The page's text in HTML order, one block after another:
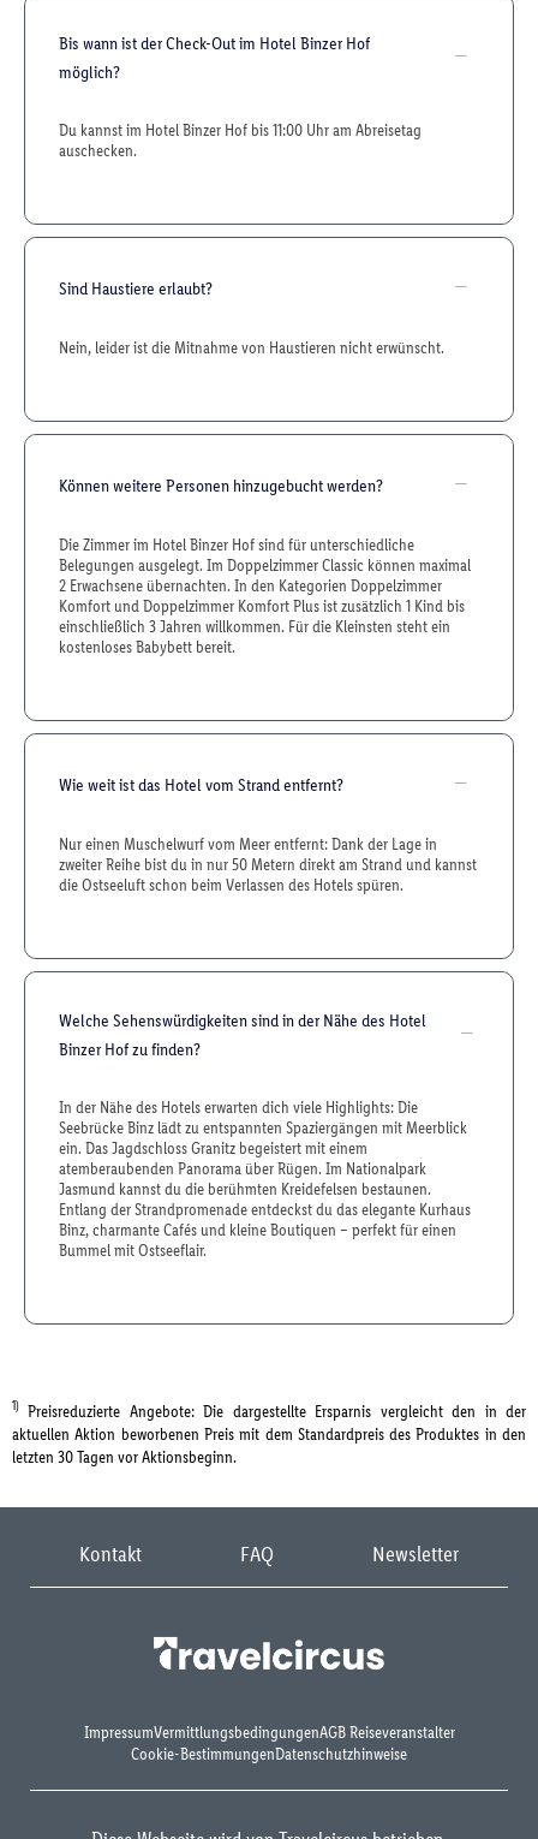
Bis wann ist der Check-Out im Hotel Binzer Hof
möglich?
Du kannst im Hotel Binzer Hof bis 11:00 Uhr am Abreisetag
auschecken.
Sind Haustiere erlaubt?
Nein, leider ist die Mitnahme von Haustieren nicht erwünscht.
Können weitere Personen hinzugebucht werden?
Die Zimmer im Hotel Binzer Hof sind für unterschiedliche
Belegungen ausgelegt. Im Doppelzimmer Classic können maximal
2 Erwachsene übernachten. In den Kategorien Doppelzimmer
Komfort und Doppelzimmer Komfort Plus ist zusätzlich 1 Kind bis
einschließlich 3 Jahren willkommen. Für die Kleinsten steht ein
kostenloses Babybett bereit.
Wie weit ist das Hotel vom Strand entfernt?
Nur einen Muschelwurf vom Meer entfernt: Dank der Lage in
zweiter Reihe bist du in nur 50 Metern direkt am Strand und kannst
die Ostseeluft schon beim Verlassen des Hotels spüren.
Welche Sehenswürdigkeiten sind in der Nähe des Hotel
Binzer Hof zu finden?
In der Nähe des Hotels erwarten dich viele Highlights: Die
Seebrücke Binz lädt zu entspannten Spaziergängen mit Meerblick
ein. Das Jagdschloss Granitz begeistert mit einem
atemberaubenden Panorama über Rügen. Im Nationalpark
Jasmund kannst du die berühmten Kreidefelsen bestaunen.
Entlang der Strandpromenade entdeckst du das elegante Kurhaus
Binz, charmante Cafés und kleine Boutiquen – perfekt für einen
Bummel mit Ostseeflair.
1) Preisreduzierte Angebote: Die dargestellte Ersparnis vergleicht den in der
aktuellen Aktion beworbenen Preis mit dem Standardpreis des Produktes in den
letzten 30 Tagen vor Aktionsbeginn.
Kontakt FAQ Newsletter
ImpressumVermittlungsbedingungenAGB Reiseveranstalter
Cookie-BestimmungenDatenschutzhinweise